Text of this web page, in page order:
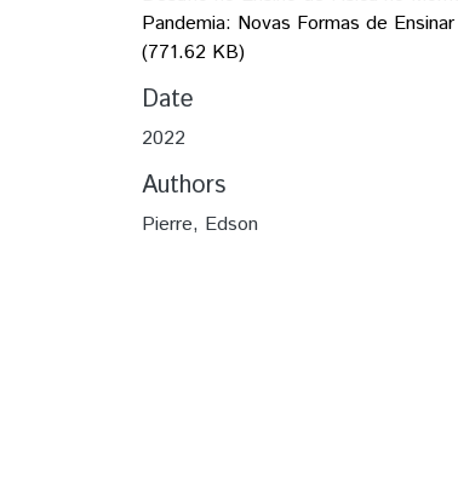
Pandemia: Novas Formas de
(771.62 KB)
Date
2022
Authors
Pierre, Edson